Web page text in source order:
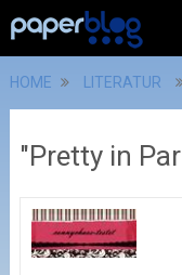
HOME LITERATUR
"Pretty in